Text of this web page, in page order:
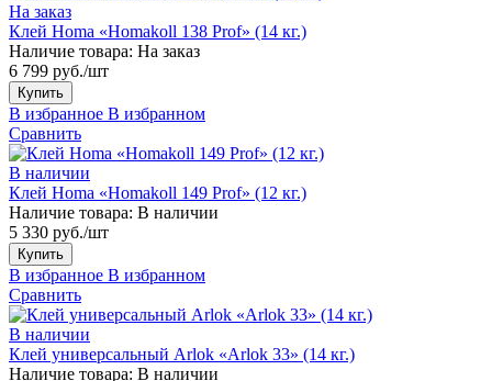
На заказ
Клей Homa «Homakoll 138 Prof» (14 кг.)
Наличие товара: На заказ
6 799 руб./шт
Купить
В избранное В избранном
Сравнить
В наличии
Клей Homa «Homakoll 149 Prof» (12 кг.)
Наличие товара: В наличии
5 330 руб./шт
Купить
В избранное В избранном
Сравнить
В наличии
Клей универсальный Arlok «Arlok 33» (14 кг.)
Наличие товара: В наличии